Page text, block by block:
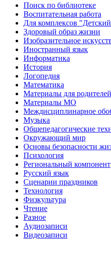
Поиск по библиотеке
Воспитательная работа
Для комплексов
Здоровый образ жизни
Изобразительное
Иностранный язык
Информатика
История
Логопедия
Математика
Материалы для родителей
Материалы МО
Междисциплинарное
Музыка
Общепедагогические
Окружающий мир
Основы безопасности
Психология
Региональный компонент
Русский язык
Сценарии праздников
Технология
Физкультура
Чтение
Разное
Аудиозаписи
Видеозаписи